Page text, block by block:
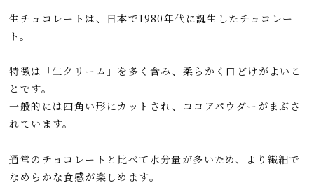
生チョコレートは、日本で1980年代に誕生したチョコレー
ト。
特徴は「生クリーム」を多く含み、柔らかく口どけがよいこ
とです。
一般的には四角い形にカットされ、ココアパウダーがまぶさ
れています。
通常のチョコレートと比べて水分量が多いため、より繊細で
なめらかな食感が楽しめます。